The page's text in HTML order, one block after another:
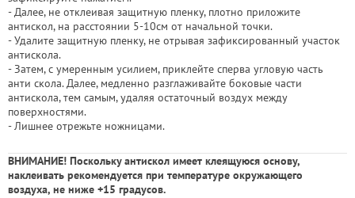
- Далее, не отклеивая защитную пленку, плотно приложите
антискол, на расстоянии 5-10см от начальной точки.
- Удалите защитную пленку, не отрывая зафиксированный участок
антискола.
- Затем, с умеренным усилием, приклейте сперва угловую часть
анти скола. Далее, медленно разглаживайте боковые части
антискола, тем самым, удаляя остаточный воздух между
поверхностями.
- Лишнее отрежьте ножницами.
ВНИМАНИЕ! Поскольку антискол имеет клеящуюся основу,
наклеивать рекомендуется при температуре окружающего
воздуха, не ниже +15 градусов.